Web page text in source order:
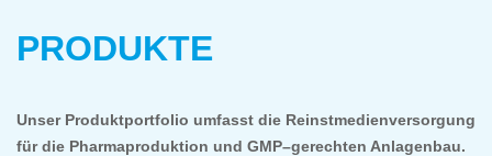
PRODUKTE
Unser Produktportfolio umfasst die Reinstmedienversorgung
für die Pharmaproduktion und GMP–gerechten Anlagenbau.